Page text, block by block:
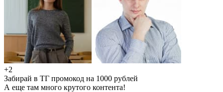
+2
Забирай в ТГ промокод на 1000 рублей
А еще там много крутого контента!